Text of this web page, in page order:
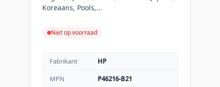
Koreaans, Pools,...
Niet op voorraad
Fabrikant
HP
MPN
P46216-B21